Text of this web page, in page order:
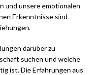
und unsere emotionalen
Erkenntnisse sind
darüber zu
suchen und welche
ist. Die Erfahrungen aus